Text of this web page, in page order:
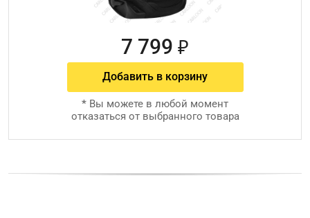
7 799 ₽
Добавить в корзину
* Вы можете в любой момент
отказаться от выбранного товара